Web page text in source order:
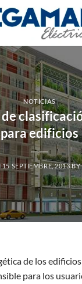
NOTICIAS
para edificios
15 SEPTIEMBRE, 2013 BY
de los
para los